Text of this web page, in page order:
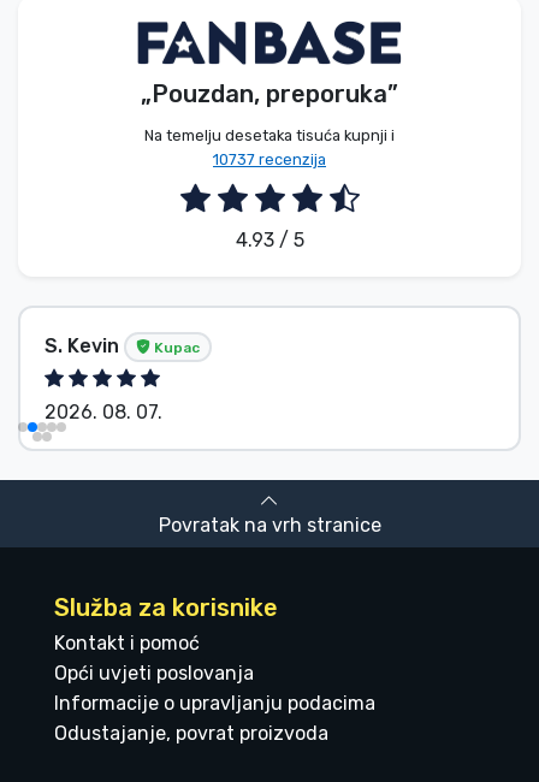
„Pouzdan, preporuka”
Na temelju desetaka tisuća kupnji i
10737 recenzija
4.93 / 5
S. Kevin Kupac
2026. 08. 07.
Povratak na vrh stranice
Služba za korisnike
Kontakt i pomoć
Opći uvjeti poslovanja
Informacije o upravljanju podacima
Odustajanje, povrat proizvoda